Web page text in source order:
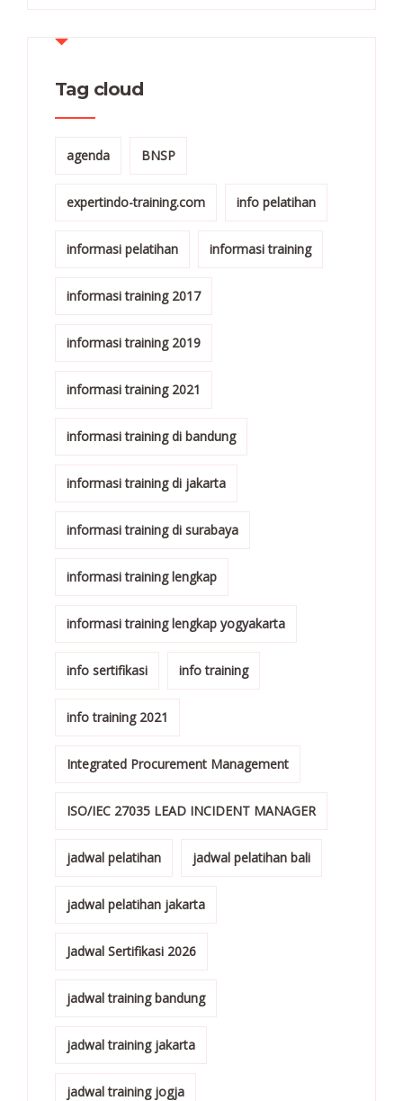
Tag cloud
agenda BNSP
expertindo-training.com info pelatihan
informasi pelatihan informasi training
informasi training 2017
informasi training 2019
informasi training 2021
informasi training di bandung
informasi training di jakarta
informasi training di surabaya
informasi training lengkap
informasi training lengkap yogyakarta
info sertifikasi info training
info training 2021
Integrated Procurement Management
ISO/IEC 27035 LEAD INCIDENT MANAGER
jadwal pelatihan jadwal pelatihan bali
jadwal pelatihan jakarta
Jadwal Sertifikasi 2026
jadwal training bandung
jadwal training jakarta
jadwal training jogja